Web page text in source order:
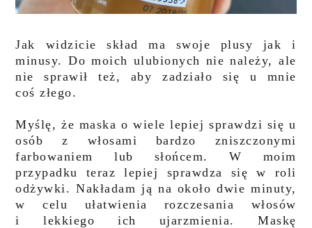
Jak widzicie skład ma swoje plusy jak i
minusy. Do moich ulubionych nie należy, ale
nie sprawił też, aby zadziało się u mnie
coś złego.
Myślę, że maska o wiele lepiej sprawdzi się u
osób z włosami bardzo zniszczonymi
farbowaniem lub słońcem. W moim
przypadku teraz lepiej sprawdza się w roli
odżywki. Nakładam ją na około dwie minuty,
w celu ułatwienia rozczesania włosów
i lekkiego ich ujarzmienia. Maskę